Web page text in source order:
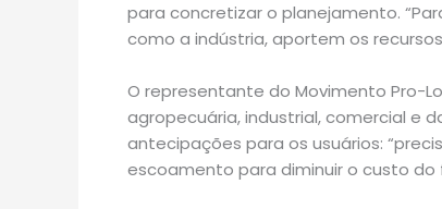
para concretizar o planejamento.
como a indústria, aportem os
O representante do Movimento Pro-
agropecuária, industrial, comercial e
antecipações para os usuários:
escoamento para diminuir o custo do